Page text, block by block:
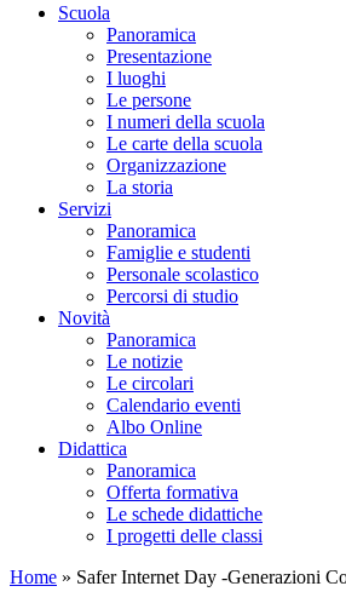
Scuola
Panoramica
Presentazione
I luoghi
Le persone
I numeri della scuola
Le carte della scuola
Organizzazione
La storia
Servizi
Panoramica
Famiglie e studenti
Personale scolastico
Percorsi di studio
Novità
Panoramica
Le notizie
Le circolari
Calendario eventi
Albo Online
Didattica
Panoramica
Offerta formativa
Le schede didattiche
I progetti delle classi
Home » Safer Internet Day -Generazioni